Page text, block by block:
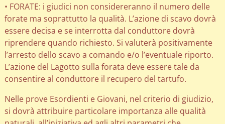
• FORATE: i giudici non considereranno il numero delle
forate ma soprattutto la qualità. L’azione di scavo dovrà
essere decisa e se interrotta dal conduttore dovrà
riprendere quando richiesto. Si valuterà positivamente
l’arresto dello scavo a comando e/o l’eventuale riporto.
L’azione del Lagotto sulla forata deve essere tale da
consentire al conduttore il recupero del tartufo.
Nelle prove Esordienti e Giovani, nel criterio di giudizio,
si dovrà attribuire particolare importanza alle qualità